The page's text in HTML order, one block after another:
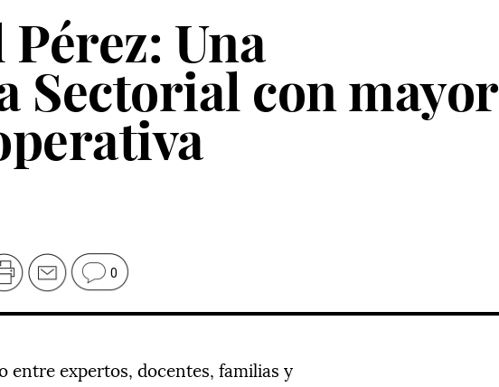
Una
Sectorial con mayor
0
entre expertos, docentes, familias y